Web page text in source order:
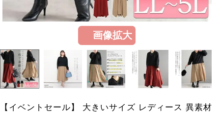
【イベントセール】 大きいサイズ レディース 異素材
画像拡大